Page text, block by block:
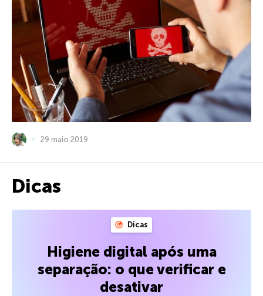
29 maio 2019
Dicas
Dicas
Higiene digital após uma
separação: o que verificar e
desativar